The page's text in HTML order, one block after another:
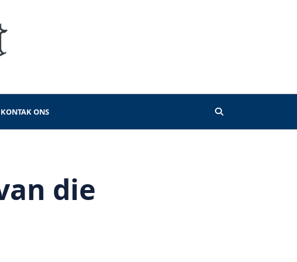
KONTAK ONS
die